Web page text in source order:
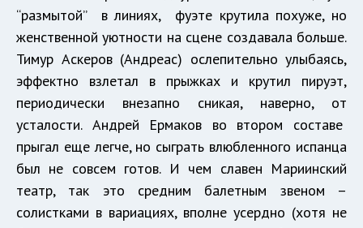
“размытой” в линиях, фуэте крутила похуже, но
женственной уютности на сцене создавала больше.
Тимур Аскеров (Андреас) ослепительно улыбаясь,
эффектно взлетал в прыжках и крутил пируэт,
периодически внезапно сникая, наверно, от
усталости. Андрей Ермаков во втором составе
прыгал еще легче, но сыграть влюбленного испанца
был не совсем готов. И чем славен Мариинский
театр, так это средним балетным звеном –
солистками в вариациях, вполне усердно (хотя не